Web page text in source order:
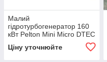
Малий
гідротурбогенератор 160
кВт Pelton Mini Micro DTEC
Ціну уточнюйте